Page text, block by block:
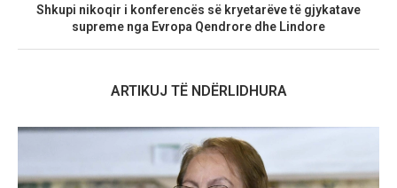
Shkupi nikoqir i konferencës së kryetarëve të gjykatave
supreme nga Evropa Qendrore dhe Lindore
ARTIKUJ TË NDËRLIDHURA